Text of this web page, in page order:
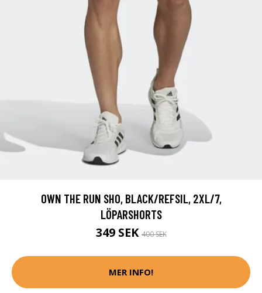
OWN THE RUN SHO, BLACK/REFSIL, 2XL/7,
LÖPARSHORTS
349 SEK400 SEK
MER INFO!